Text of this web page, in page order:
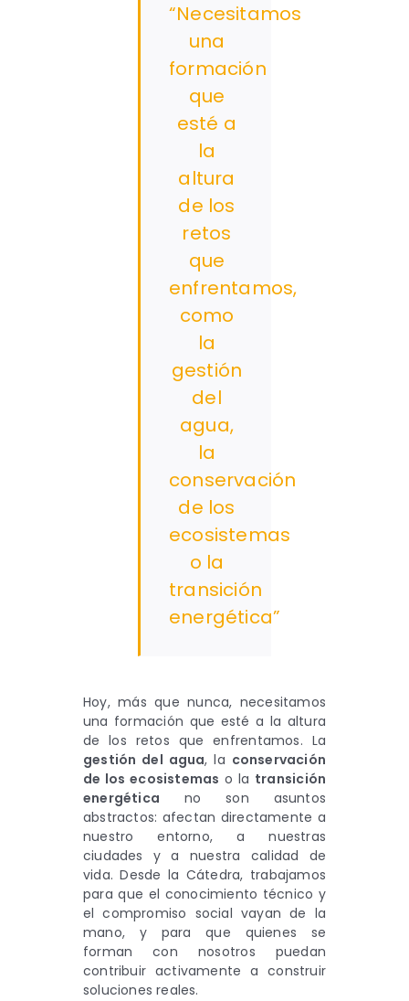
“Necesitamos
una
formación
que
esté a
la
altura
de los
retos
que
enfrentamos,
como
la
gestión
del
agua,
la
conservación
de los
ecosistemas
o la
transición
energética”
Hoy, más que nunca, necesitamos
una formación que esté a la altura
de los retos que enfrentamos. La
gestión del agua, la conservación
de los ecosistemas o la transición
energética no son asuntos
abstractos: afectan directamente a
nuestro entorno, a nuestras
ciudades y a nuestra calidad de
vida. Desde la Cátedra, trabajamos
para que el conocimiento técnico y
el compromiso social vayan de la
mano, y para que quienes se
forman con nosotros puedan
contribuir activamente a construir
soluciones reales.